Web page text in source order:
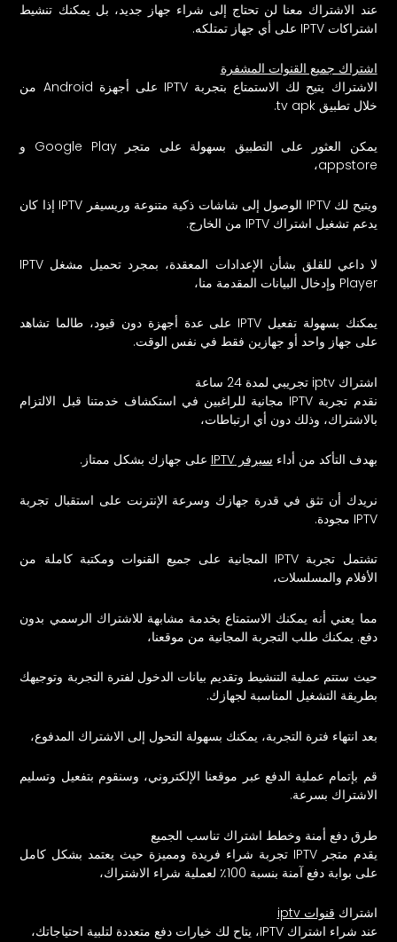
عند الاشتراك معنا لن تحتاج إلى شراء جهاز جديد، بل يمكنك تنشيط
اشتراكات IPTV على أي جهاز تمتلكه.
اشتراك جميع القنوات المشفرة
الاشتراك يتيح لك الاستمتاع بتجربة IPTV على أجهزة Android من
خلال تطبيق tv apk.
يمكن العثور على التطبيق بسهولة على متجر Google Play و
appstore،
ويتيح لك IPTV الوصول إلى شاشات ذكية متنوعة وريسيفر IPTV إذا كان
يدعم تشغيل اشتراك IPTV من الخارج.
لا داعي للقلق بشأن الإعدادات المعقدة، بمجرد تحميل مشغل IPTV
Player وإدخال البيانات المقدمة منا،
يمكنك بسهولة تفعيل IPTV على عدة أجهزة دون قيود، طالما تشاهد
على جهاز واحد أو جهازين فقط في نفس الوقت.
اشتراك iptv تجريبي لمدة 24 ساعة
نقدم تجربة IPTV مجانية للراغبين في استكشاف خدمتنا قبل الالتزام
بالاشتراك، وذلك دون أي ارتباطات،
بهدف التأكد من أداء سيرفر IPTV على جهازك بشكل ممتاز.
نريدك أن تثق في قدرة جهازك وسرعة الإنترنت على استقبال تجربة
IPTV مجودة.
تشتمل تجربة IPTV المجانية على جميع القنوات ومكتبة كاملة من
الأفلام والمسلسلات،
مما يعني أنه يمكنك الاستمتاع بخدمة مشابهة للاشتراك الرسمي بدون
دفع. يمكنك طلب التجربة المجانية من موقعنا،
حيث ستتم عملية التنشيط وتقديم بيانات الدخول لفترة التجربة وتوجيهك
بطريقة التشغيل المناسبة لجهازك.
بعد انتهاء فترة التجربة، يمكنك بسهولة التحول إلى الاشتراك المدفوع،
قم بإتمام عملية الدفع عبر موقعنا الإلكتروني، وسنقوم بتفعيل وتسليم
الاشتراك بسرعة.
طرق دفع أمنة وخطط اشتراك تناسب الجميع
يقدم متجر IPTV تجربة شراء فريدة ومميزة حيث يعتمد بشكل كامل
على بوابة دفع آمنة بنسبة 100٪ لعملية شراء الاشتراك،
اشتراك قنوات iptv
عند شراء اشتراك IPTV، يتاح لك خيارات دفع متعددة لتلبية احتياجاتك،